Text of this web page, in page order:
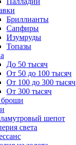
Бриллианты
Сапфиры
Изумруды
Топазы
До 50 тысяч
От 50 до 100 тысяч
От 100 до 300 тысяч
От 300 тысяч
шепот
света